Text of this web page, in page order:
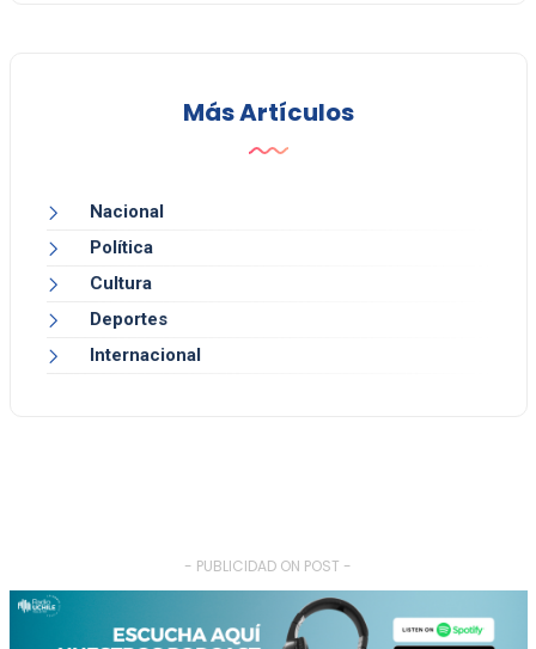
Más Artículos
Nacional
Política
Cultura
Deportes
Internacional
- PUBLICIDAD ON POST -